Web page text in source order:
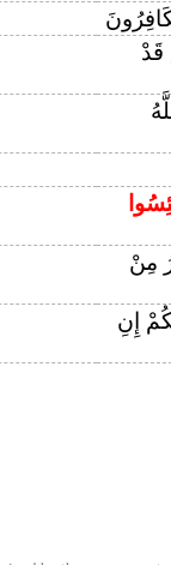
قَدْ
مِنْ
إِنِ